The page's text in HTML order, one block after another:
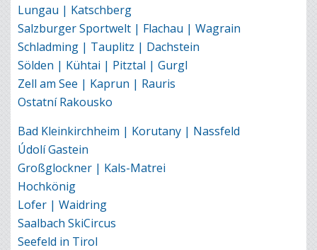
Lungau | Katschberg
Salzburger Sportwelt | Flachau | Wagrain
Schladming | Tauplitz | Dachstein
Sölden | Kühtai | Pitztal | Gurgl
Zell am See | Kaprun | Rauris
Ostatní Rakousko
Bad Kleinkirchheim | Korutany | Nassfeld
Údolí Gastein
Großglockner | Kals-Matrei
Hochkönig
Lofer | Waidring
Saalbach SkiCircus
Seefeld in Tirol